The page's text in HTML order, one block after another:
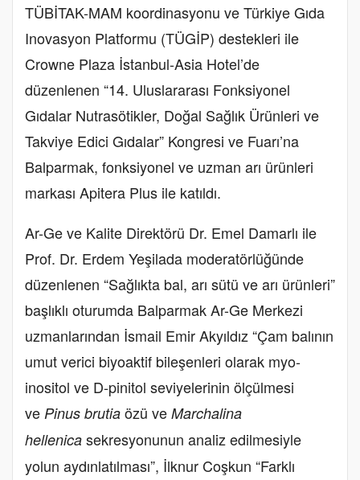
TÜBİTAK-MAM koordinasyonu ve Türkiye Gıda
Inovasyon Platformu (TÜGİP) destekleri ile
Crowne Plaza İstanbul-Asia Hotel’de
düzenlenen “14. Uluslararası Fonksiyonel
Gıdalar Nutrasötikler, Doğal Sağlık Ürünleri ve
Takviye Edici Gıdalar” Kongresi ve Fuarı’na
Balparmak, fonksiyonel ve uzman arı ürünleri
markası Apitera Plus ile katıldı.
Ar-Ge ve Kalite Direktörü Dr. Emel Damarlı ile
Prof. Dr. Erdem Yeşilada moderatörlüğünde
düzenlenen “Sağlıkta bal, arı sütü ve arı ürünleri”
başlıklı oturumda Balparmak Ar-Ge Merkezi
uzmanlarından İsmail Emir Akyıldız “Çam balının
umut verici biyoaktif bileşenleri olarak myo-
inositol ve D-pinitol seviyelerinin ölçülmesi
ve Pinus brutia özü ve Marchalina
hellenica sekresyonunun analiz edilmesiyle
yolun aydınlatılması”, İlknur Coşkun “Farklı